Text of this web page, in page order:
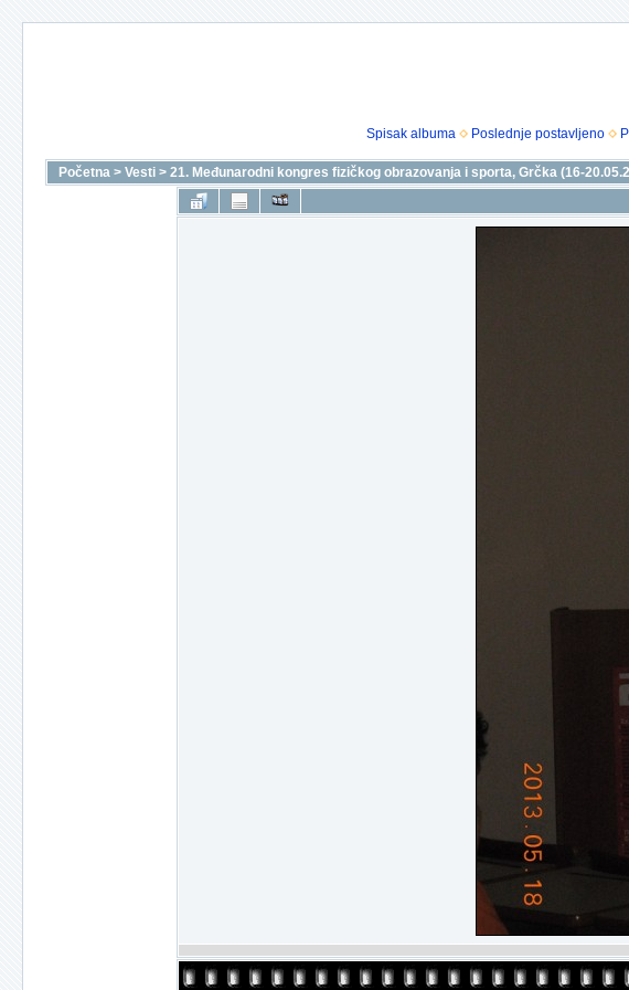
Spisak albuma
Poslednje postavljeno
Početna > Vesti > 21. Međunarodni kongres fizičkog obrazovanja i sporta, Grčka (16-